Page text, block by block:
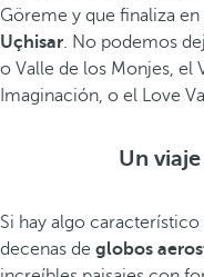
Göreme y que finaliza
Uçhisar. No podemos
o Valle de los Monjes, el
Imaginación, o el Love
Un
Si hay algo
decenas de globos